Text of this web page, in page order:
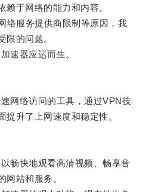
赖于网络的能力和内容。
服务提供商限制等原因，我
限的问题。
器应运而生。
络访问的工具，通过VPN技
提升了上网速度和稳定性。
快地观看高清视频、畅享音
网站和服务。